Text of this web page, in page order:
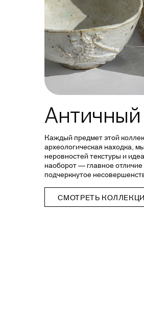
Каждый предмет этой
археологическая находка,
неровностей текстуры и
наоборот — главное
подчеркнутое
СМОТРЕТЬ